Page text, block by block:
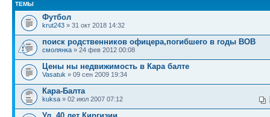
ТЕМЫ
Футбол
krut243 » 31 окт 2018 14:32
поиск родственников офицера,погибшего в годы ВОВ
смолянка » 24 фев 2012 00:08
Цены ны недвижимость в Кара балте
Vasatuk » 09 сен 2009 19:34
Кара-Балта
kuksa » 02 июл 2007 07:12